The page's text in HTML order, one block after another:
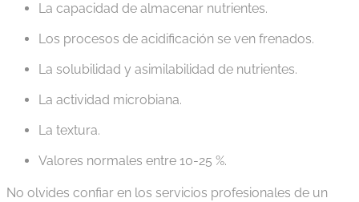
La capacidad de almacenar nutrientes.
Los procesos de acidificación se ven frenados.
La solubilidad y asimilabilidad de nutrientes.
La actividad microbiana.
La textura.
Valores normales entre 10-25 %.
No olvides confiar en los servicios profesionales de un